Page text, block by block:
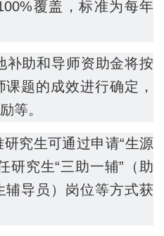
覆盖，标准为每年
补助和导师资助金将按
题的成效进行确定，
等。
研究生可通过申请“生源
研究生“三助一辅”（助
辅导员）岗位等方式获